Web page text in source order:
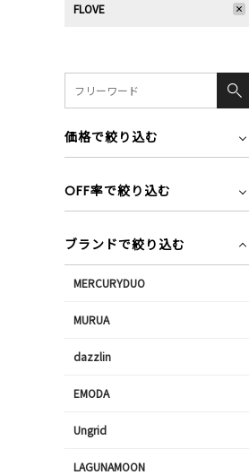
FLOVE
価格で絞り込む
OFF率で絞り込む
ブランドで絞り込む
MERCURYDUO
MURUA
dazzlin
EMODA
Ungrid
LAGUNAMOON